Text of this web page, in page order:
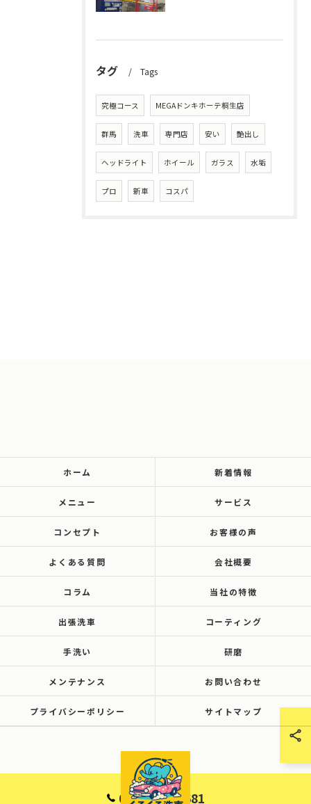
タグ Tags
究極コース MEGAドンキホーテ桐生店
群馬 洗車 専門店 安い 艶出し
ヘッドライト ホイール ガラス 水垢
プロ 新車 コスパ
090-6001-8681
ホーム 新着情報
メニュー サービス
コンセプト お客様の声
よくある質問 会社概要
コラム 当社の特徴
出張洗車 コーティング
手洗い 研磨
メンテナンス お問い合わせ
プライバシーポリシー サイトマップ